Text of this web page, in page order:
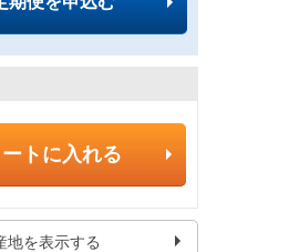
ートに入れる
地を表示する